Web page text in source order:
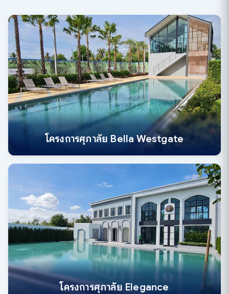
โครงการศุภาลัย Bella Westgate
โครงการศุภาลัย Elegance